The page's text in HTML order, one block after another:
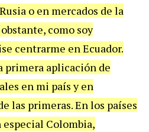
o en mercados de la
como soy
centrarme en Ecuador.
primera aplicación de
en mi país y en
las primeras. En los países
Colombia,